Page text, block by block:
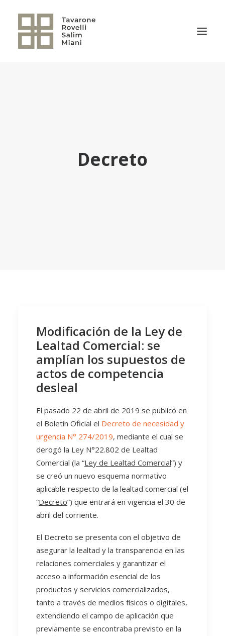
TRANSACCIONES RELEVANTES
Decreto
Modificación de la Ley de
Lealtad Comercial: se
amplían los supuestos de
actos de competencia
desleal
El pasado 22 de abril de 2019 se publicó en
el Boletín Oficial el Decreto de necesidad y
urgencia N° 274/2019, mediante el cual se
derogó la Ley N°22.802 de Lealtad
Comercial (la “Ley de Lealtad Comercial”) y
se creó un nuevo esquema normativo
aplicable respecto de la lealtad comercial (el
“Decreto”) que entrará en vigencia el 30 de
abril del corriente.
El Decreto se presenta con el objetivo de
asegurar la lealtad y la transparencia en las
relaciones comerciales y garantizar el
acceso a información esencial de los
productos y servicios comercializados,
tanto a través de medios físicos o digitales,
extendiendo el campo de aplicación que
previamente se encontraba previsto en la